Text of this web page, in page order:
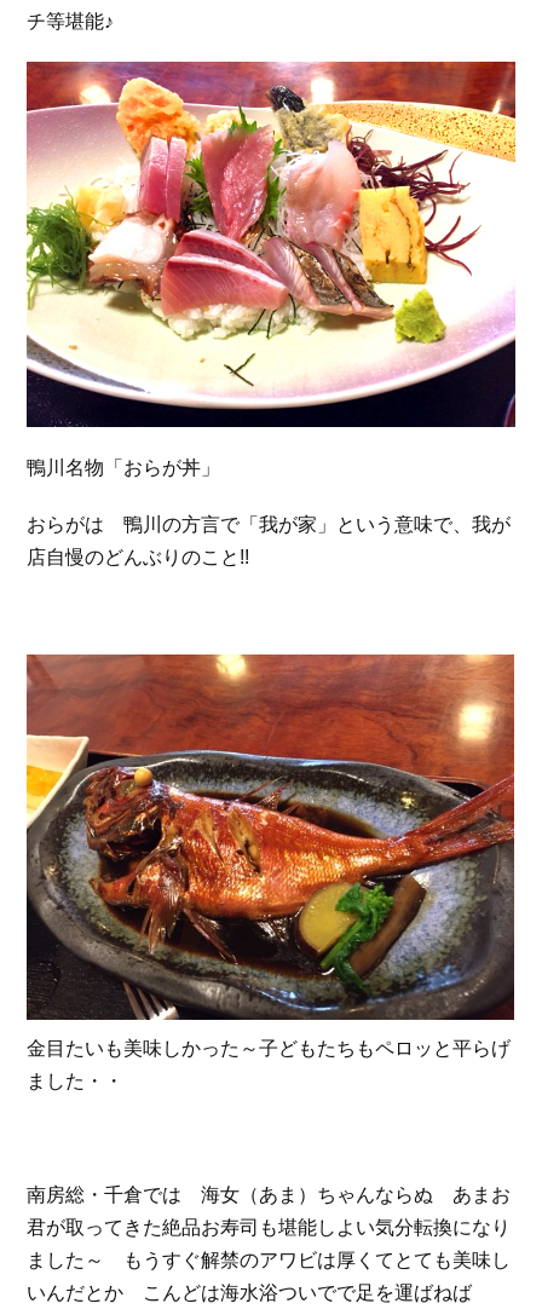
チ等堪能♪
鴨川名物「おらが丼」
おらがは 鴨川の方言で「我が家」という意味で、我が
店自慢のどんぶりのこと!!
金目たいも美味しかった～子どもたちもペロッと平らげ
ました・・
南房総・千倉では 海女（あま）ちゃんならぬ あまお
君が取ってきた絶品お寿司も堪能しよい気分転換になり
ました～ もうすぐ解禁のアワビは厚くてとても美味し
いんだとか こんどは海水浴ついでで足を運ばねば